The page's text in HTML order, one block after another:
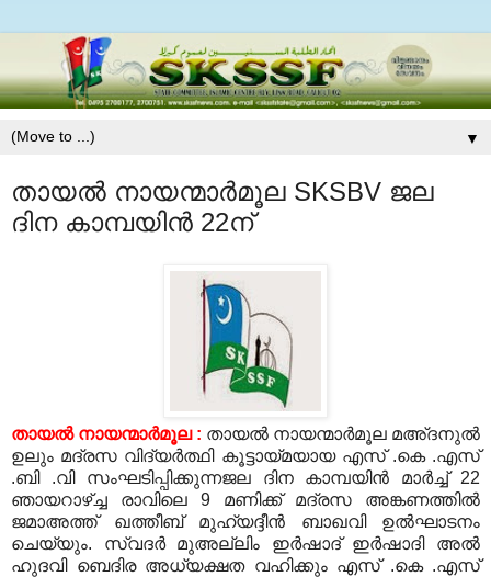
▼
തായല്‍ നായന്മാര്‍മൂല SKSBV ജല
ദിന കാമ്പയിന്‍ 22ന്
തായല്‍ നായന്മാര്‍മൂല : തായല്‍ നായന്മാര്‍മൂല മഅ്ദനുല്‍
ഉലും മദ്രസ വിദ്യര്‍ത്ഥി കൂട്ടായ്മയായ എസ് .കെ .എസ്
.ബി .വി സംഘടിപ്പിക്കുന്നജല ദിന കാമ്പയിന്‍ മാര്‍ച്ച് 22
ഞായറാഴ്ച്ച രാവിലെ 9 മണിക്ക് മദ്രസ അങ്കണത്തില്‍
ജമാഅത്ത് ഖത്തീബ് മുഹ്‌യദ്ദീന്‍ ബാഖവി ഉല്‍ഘാടനം
ചെയ്യും. സ്വദര്‍ മുഅല്ലിം ഇര്‍ഷാദ് ഇര്‍ഷാദി അല്‍
ഹുദവി ബെദിര അധ്യക്ഷത വഹിക്കും എസ് .കെ .എസ്